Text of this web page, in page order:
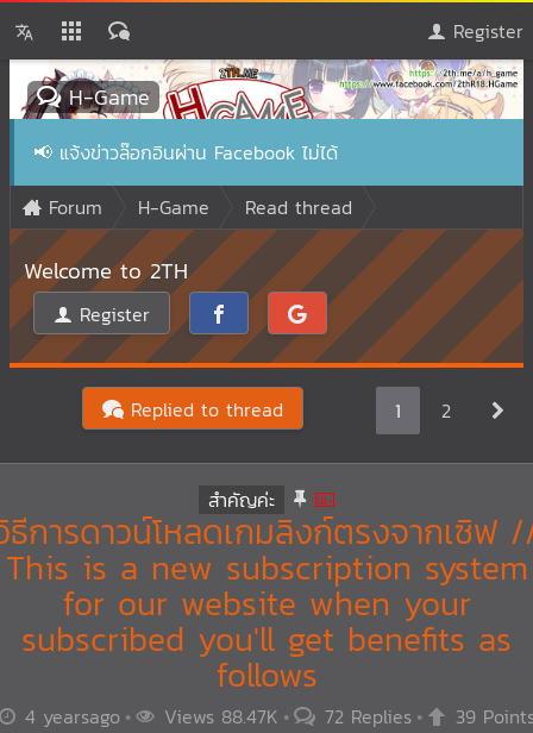
Register
H-Game
📢 แจ้งข่าวล๊อกอินผ่าน Facebook ไม่ได้
Forum
H-Game Read thread
Welcome to 2TH
Register
1 2
Replied to thread
สำคัญค่ะ
ธีการดาวน์โหลดเกมลิงก์ตรงจากเซิฟ
This is a new subscription system
for our website when your
subscribed you'll get benefits as
follows
4 yearsago Views 88.47K 72 Replies 39